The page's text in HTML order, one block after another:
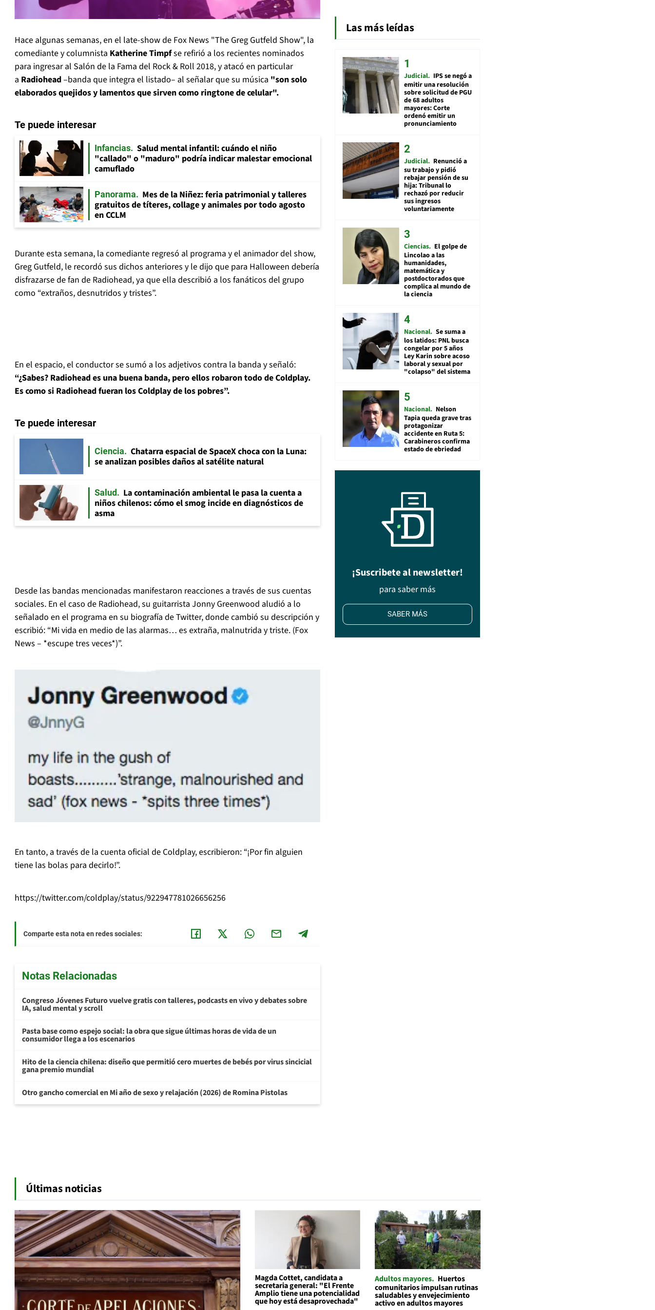
Hace algunas semanas, en el late-show de Fox News "The Greg Gutfeld Show", la
comediante y columnista Katherine Timpfse refirió a los recientes nominados
para ingresar al Salón de la Fama del Rock & Roll 2018, y atacó en particular
a Radiohead–banda que integra el listado– al señalar que su música "son solo
elaborados quejidos y lamentos que sirven como ringtone de celular".
Te puede interesar
Infancias
Salud mental infantil: cuándo el niño
"callado" o "maduro" podría indicar malestar emocional
camuflado
Panorama
Mes de la Niñez: feria patrimonial y talleres
gratuitos de títeres, collage y animales por todo agosto
en CCLM
Durante esta semana, la comediante regresó al programa y el animador del show,
Greg Gutfeld, le recordó sus dichos anteriores y le dijo que para Halloween debería
disfrazarse de fan de Radiohead, ya que ella describió a los fanáticos del grupo
como “extraños, desnutridos y tristes”.
En el espacio, el conductor se sumó a los adjetivos contra la banda y señaló:
“¿Sabes? Radiohead es una buena banda, pero ellos robaron todo de Coldplay.
Es como si Radiohead fueran los Coldplay de los pobres”.
Te puede interesar
Ciencia
Chatarra espacial de SpaceX choca con la Luna:
se analizan posibles daños al satélite natural
Salud
La contaminación ambiental le pasa la cuenta a
niños chilenos: cómo el smog incide en diagnósticos de
asma
Desde las bandas mencionadas manifestaron reacciones a través de sus cuentas
sociales. En el caso de Radiohead, su guitarrista Jonny Greenwood aludió a lo
señalado en el programa en su biografía de Twitter, donde cambió su descripción y
escribió: “Mi vida en medio de las alarmas… es extraña, malnutrida y triste. (Fox
News – *escupe tres veces*)”.
En tanto, a través de la cuenta oficial de Coldplay, escribieron: “¡Por fin alguien
tiene las bolas para decirlo!”.
https://twitter.com/coldplay/status/922947781026656256
Comparte esta nota en redes sociales:
Notas Relacionadas
Congreso Jóvenes Futuro vuelve gratis con talleres, podcasts en vivo y debates sobre
IA, salud mental y scroll
Pasta base como espejo social: la obra que sigue últimas horas de vida de un
consumidor llega a los escenarios
Hito de la ciencia chilena: diseño que permitió cero muertes de bebés por virus sincicial
gana premio mundial
Otro gancho comercial en Mi año de sexo y relajación (2026) de Romina Pistolas
Las más leídas
Judicial IPS se negó a
emitir una resolución
sobre solicitud de PGU
de 68 adultos
mayores: Corte
ordenó emitir un
pronunciamiento
Judicial Renunció a
su trabajo y pidió
rebajar pensión de su
hija: Tribunal lo
rechazó por reducir
sus ingresos
voluntariamente
Ciencias El golpe de
Lincolao a las
humanidades,
matemática y
postdoctorados que
complica al mundo de
la ciencia
Nacional Se suma a
los latidos: PNL busca
congelar por 5 años
Ley Karin sobre acoso
laboral y sexual por
"colapso" del sistema
Nacional Nelson
Tapia queda grave tras
protagonizar
accidente en Ruta 5:
Carabineros confirma
estado de ebriedad
¡Suscribete al newsletter!
para saber más
SABER MÁS
Últimas noticias
Magda Cottet, candidata a
secretaria general: "El Frente
Amplio tiene una potencialidad
que hoy está desaprovechada"
Adultos mayores Huertos
comunitarios impulsan rutinas
saludables y envejecimiento
activo en adultos mayores